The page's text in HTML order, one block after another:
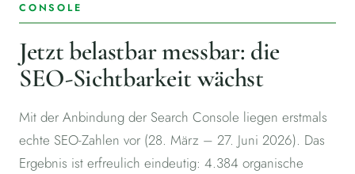
CONSOLE
Jetzt belastbar messbar: die
SEO-Sichtbarkeit wächst
Mit der Anbindung der Search Console liegen erstmals
echte SEO-Zahlen vor (28. März – 27. Juni 2026). Das
Ergebnis ist erfreulich eindeutig: 4.384 organische